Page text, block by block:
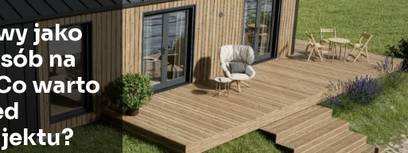
jako
na
warto